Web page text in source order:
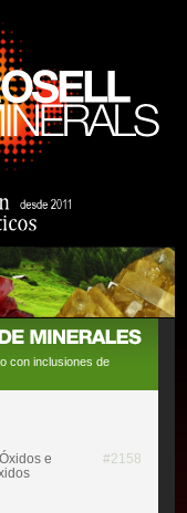
con inclusiones de
e
#2158